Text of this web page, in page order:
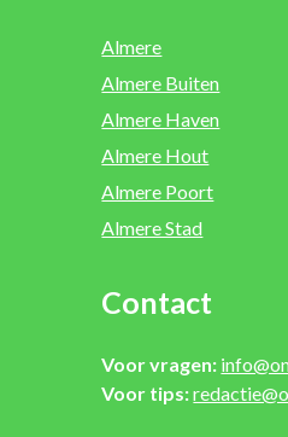
Almere
Almere Buiten
Almere Haven
Almere Hout
Almere Poort
Almere Stad
Contact
Voor vragen:
Voor tips: